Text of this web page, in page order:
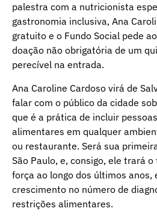
palestra com a nutricionista
gastronomia inclusiva, Ana
gratuito e o Fundo Social pede
doação não obrigatória de um
perecível na entrada.
Ana Caroline Cardoso virá de
falar com o público da cidade
que é a prática de incluir
alimentares em qualquer
ou restaurante. Será sua
São Paulo, e, consigo, ele trará
força ao longo dos últimos anos,
crescimento no número de
restrições alimentares.